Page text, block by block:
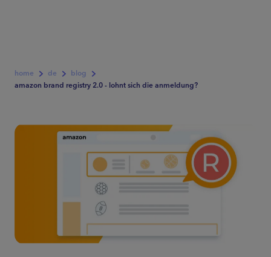
home de
blog
amazon brand registry 2.0 - lohnt sich die anmeldung?